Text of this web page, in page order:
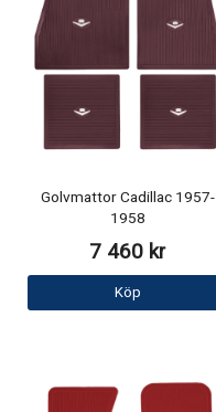
Golvmattor Cadillac 1957-
1958
7 460 kr
Köp